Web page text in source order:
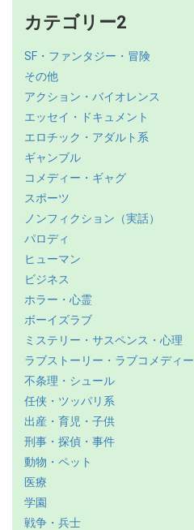
カテゴリー2
SF・ファンタジー・冒険
その他
アクション・バイオレンス
エッセイ・ドキュメント
エロチック・アダルト系
ギャンブル
コメディー・ギャグ
スポーツ
ノンフィクション（実話）
パロディ
ヒューマン
ビジネス
ホラー・心霊
ボーイズラブ
ミステリー・サスペンス・心理
ラブストーリー・ラブコメディー
不条理・シュール
任侠・ツッパリ系
出産・育児・子供
刑事・探偵・事件
動物・ペット
医療
学園
戦争・兵士